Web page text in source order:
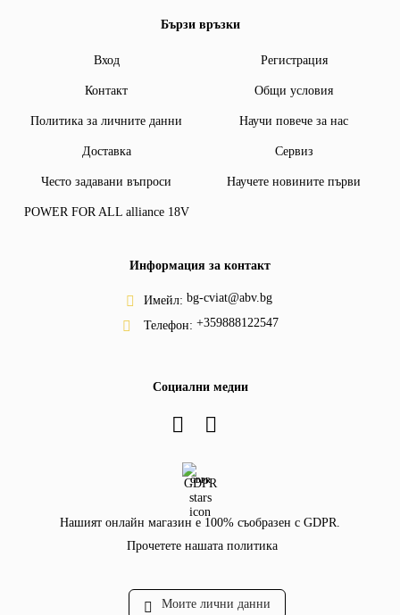
Бързи връзки
Вход Регистрация
Контакт Общи условия
Политика за личните данни Научи повече за нас
Доставка Сервиз
Често задавани въпроси Научете новините първи
POWER FOR ALL alliance 18V
Информация за контакт
Имейл: bg-cviat@abv.bg
Телефон: +359888122547
Социални медии
GDPR
Нашият онлайн магазин е 100% съобразен с GDPR.
Прочетете нашата политика
Моите лични данни